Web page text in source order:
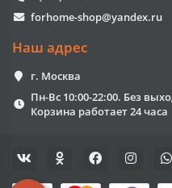
forhome-shop@yandex.ru
Наш адрес
г. Москва
Пн-Вс 10:00-22:00. Без
Корзина работает 24 часа